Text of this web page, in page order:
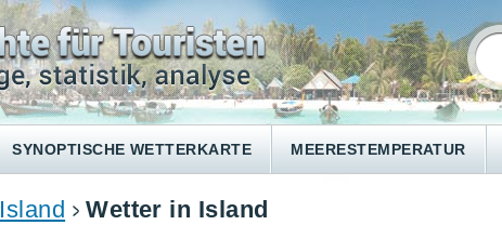
SYNOPTISCHE WETTERKARTE MEERESTEMPERATUR
Island Wetter in Island